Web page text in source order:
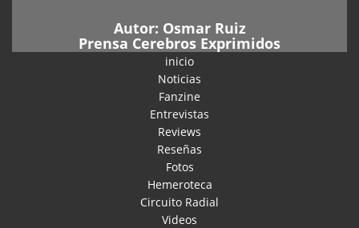
Autor: Osmar Ruiz
Prensa Cerebros Exprimidos
inicio
Noticias
Fanzine
Entrevistas
Reviews
Reseñas
Fotos
Hemeroteca
Circuito Radial
Videos